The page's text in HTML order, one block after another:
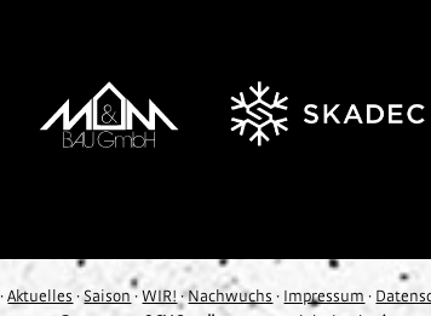
·Aktuelles ·Saison·WIR! ·Nachwuchs · Impressum ·